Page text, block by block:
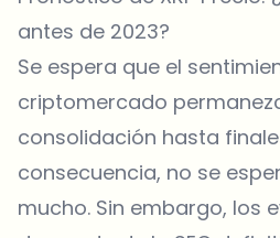
antes de 2023?
Se espera que el
criptomercado
consolidación hasta
consecuencia, no se
mucho. Sin embargo, los